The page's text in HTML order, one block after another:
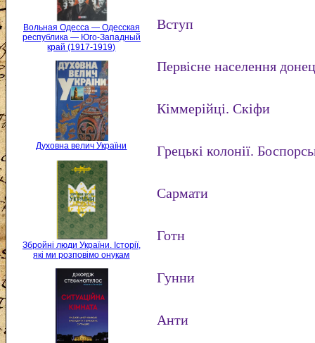
Вольная Одесса — Одесская
республика — Юго-Западный
край (1917-1919)
Духовна велич України
Збройні люди України. Історії,
які ми розповімо онукам
Вступ
Первісне населення
Кіммерійці. Скіфи
Грецькі колонії.
Сармати
Готн
Гунни
Анти